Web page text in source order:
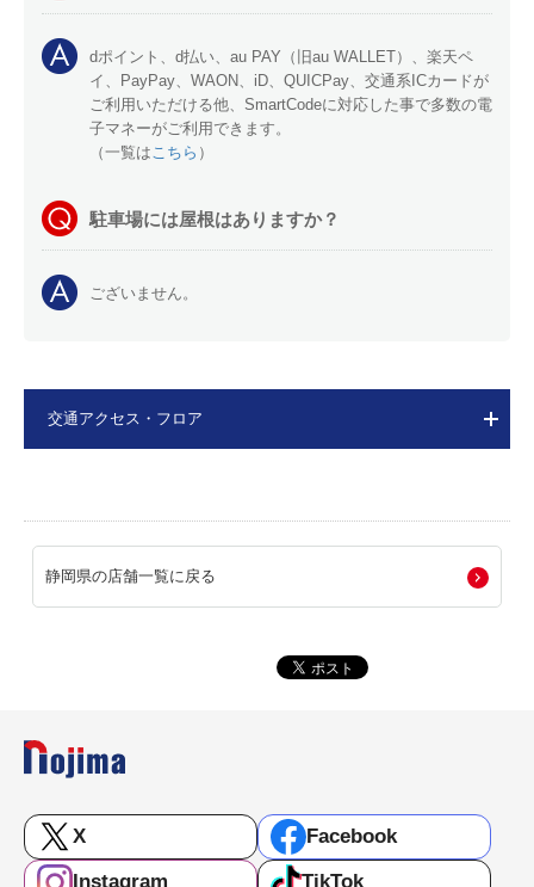
dポイント、d払い、au PAY（旧au WALLET）、楽天ペ
イ、PayPay、WAON、iD、QUICPay、交通系ICカードが
ご利用いただける他、SmartCodeに対応した事で多数の電
子マネーがご利用できます。
（一覧は こちら ）
駐車場には屋根はありますか？
ございません。
交通アクセス・フロア
静岡県の店舗一覧に戻る
X
Facebook
Instagram
TikTok